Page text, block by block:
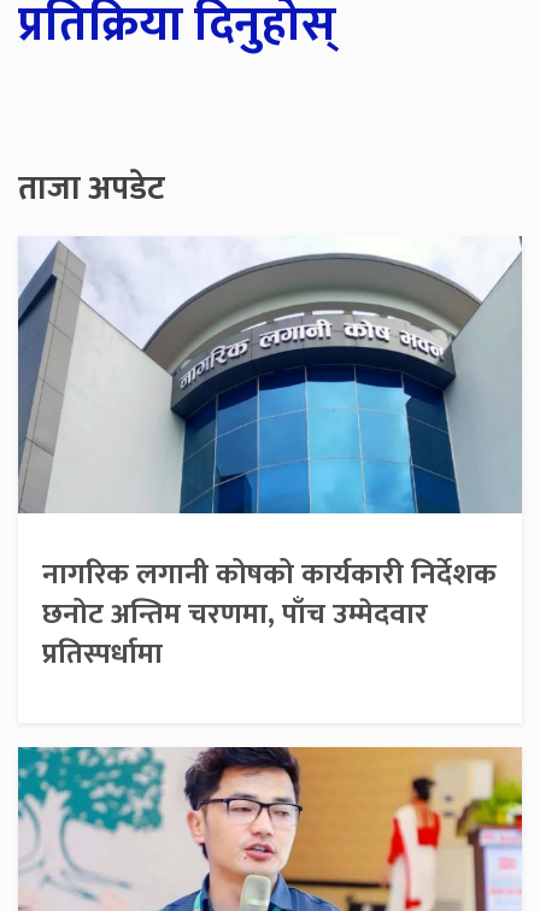
प्रतिक्रिया दिनुहोस्
ताजा अपडेट
नागरिक लगानी कोषको कार्यकारी निर्देशक
छनोट अन्तिम चरणमा, पाँच उम्मेदवार
प्रतिस्पर्धामा